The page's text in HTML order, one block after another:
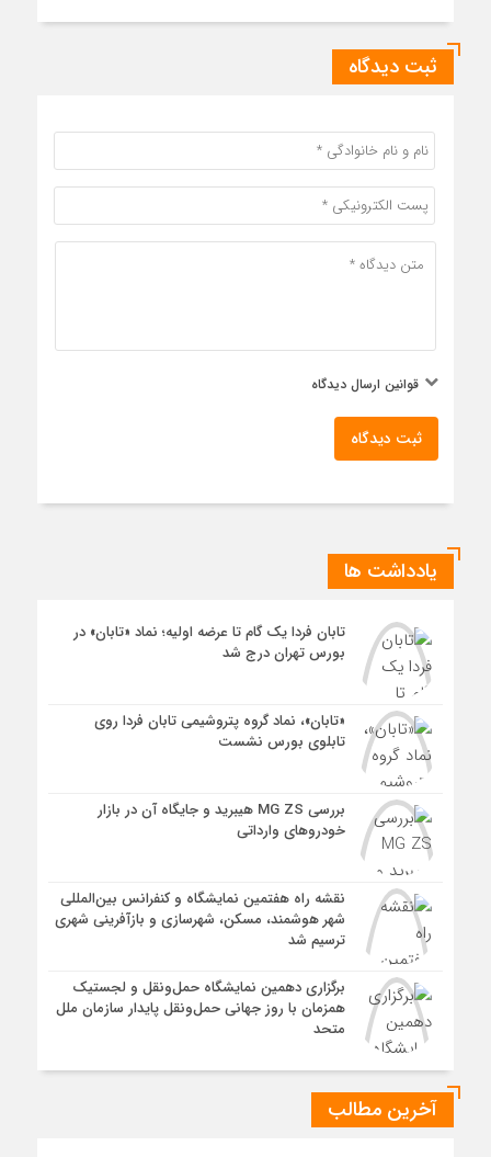
ثبت دیدگاه
قوانین ارسال دیدگاه
ثبت دیدگاه
یادداشت ها
تابان فردا یک گام تا عرضه اولیه؛ نماد «تابان» در
بورس تهران درج شد
«تابان»، نماد گروه پتروشیمی تابان فردا روی
تابلوی بورس نشست
بررسی MG ZS هیبرید و جایگاه آن در بازار
خودروهای وارداتی
نقشه راه هفتمین نمایشگاه و کنفرانس بین‌المللی
شهر هوشمند، مسکن، شهرسازی و بازآفرینی شهری
ترسیم شد
برگزاری دهمین نمایشگاه حمل‌ونقل و لجستیک
همزمان با روز جهانی حمل‌ونقل پایدار سازمان ملل
متحد
آخرین مطالب